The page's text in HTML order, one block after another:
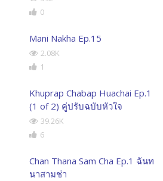
0
Mani Nakha Ep.15
2.08K
1
Khuprap Chabap Huachai Ep.1
(1 of 2) คู่ปรับฉบับหัวใจ
39.26K
6
Chan Thana Sam Cha Ep.1 ฉันท
นาสามช่า